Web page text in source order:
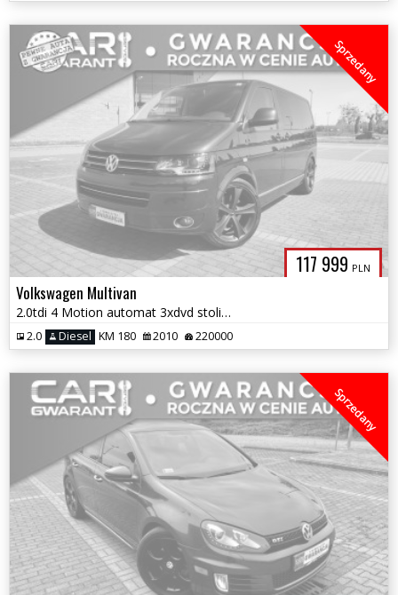
117 999 PLN
Sprzedany
Volkswagen Multivan
2.0tdi 4 Motion automat 3xdvd stolik łóżko skory ledy 2lata gwarancji
2.0 Diesel KM 180 2010 220000
Sprzedany